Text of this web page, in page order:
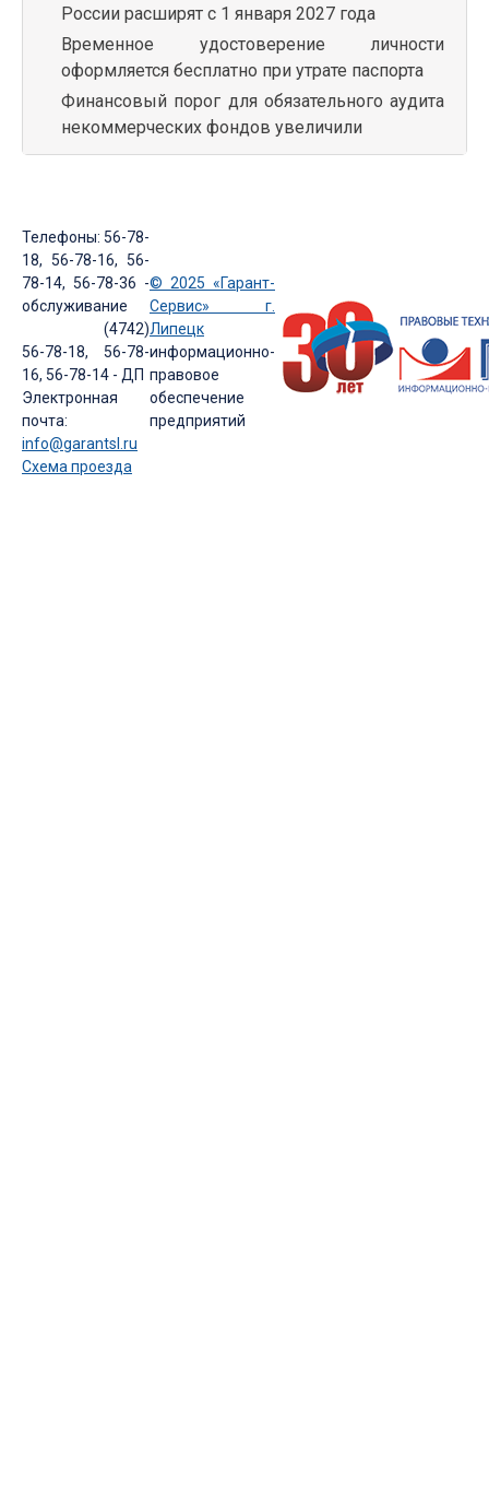
России расширят с 1 января 2027 года
Временное удостоверение личности
оформляется бесплатно при утрате паспорта
Финансовый порог для обязательного аудита
некоммерческих фондов увеличили
Телефоны: 56-78-
18, 56-78-16, 56-
78-14, 56-78-36 -
обслуживание
(4742)
56-78-18, 56-78-
16, 56-78-14 - ДП
Электронная
почта:
info@garantsl.ru
Схема проезда
© 2025 «Гарант-
Сервис» г.
Липецк
информационно-
правовое
обеспечение
предприятий